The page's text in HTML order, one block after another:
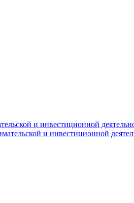
и инвестиционной
и инвестиционной